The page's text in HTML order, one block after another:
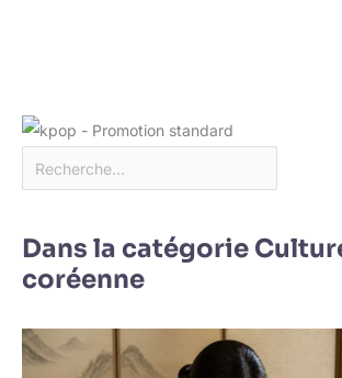
Dans la catégorie
coréenne